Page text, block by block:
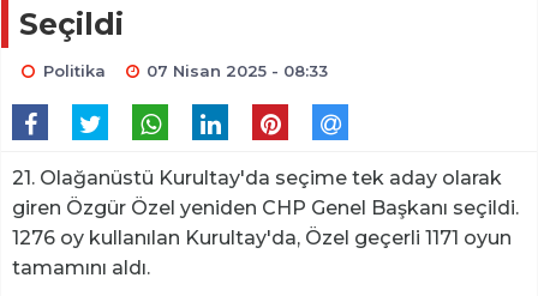
Seçildi
Politika 07 Nisan 2025 - 08:33
21. Olağanüstü Kurultay'da seçime tek aday olarak
giren Özgür Özel yeniden CHP Genel Başkanı seçildi.
1276 oy kullanılan Kurultay'da, Özel geçerli 1171 oyun
tamamını aldı.